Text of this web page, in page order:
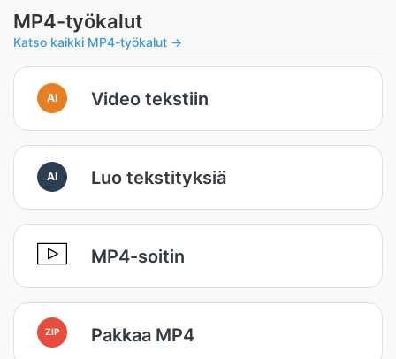
MP4-työkalut
Katso kaikki MP4-työkalut →
AI Video tekstiin
AI Luo tekstityksiä
MP4-soitin
ZIP Pakkaa MP4